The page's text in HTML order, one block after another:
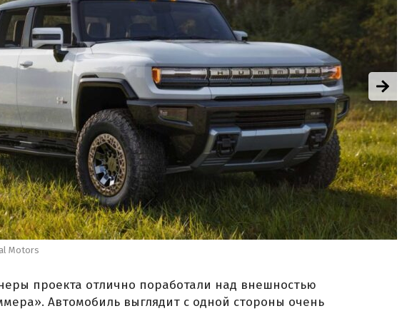
Motors
проекта отлично поработали над внешностью
Автомобиль выглядит с одной стороны очень